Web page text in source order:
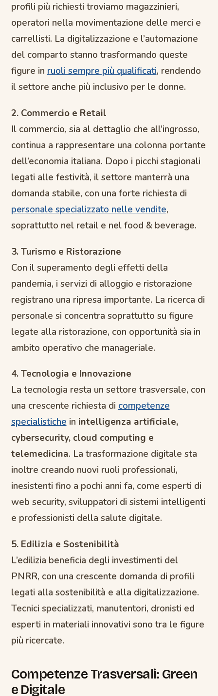
profili più richiesti troviamo magazzinieri,
operatori nella movimentazione delle merci e
carrellisti. La digitalizzazione e l’automazione
del comparto stanno trasformando queste
figure inruoli sempre più qualificati, rendendo
il settore anche più inclusivo per le donne.
2. Commercio e Retail
Il commercio, sia al dettaglio che all’ingrosso,
continua a rappresentare una colonna portante
dell’economia italiana. Dopo i picchi stagionali
legati alle festività, il settore manterrà una
domanda stabile, con una forte richiesta di
personale specializzato nelle vendite,
soprattutto nel retail e nel food & beverage.
3. Turismo e Ristorazione
Con il superamento degli effetti della
pandemia, i servizi di alloggio e ristorazione
registrano una ripresa importante. La ricerca di
personale si concentra soprattutto su figure
legate alla ristorazione, con opportunità sia in
ambito operativo che manageriale.
4. Tecnologia e Innovazione
La tecnologia resta un settore trasversale, con
una crescente richiesta dicompetenze
specialistichein intelligenza artificiale,
cybersecurity, cloud computing e
telemedicina. La trasformazione digitale sta
inoltre creando nuovi ruoli professionali,
inesistenti fino a pochi anni fa, come esperti di
web security, sviluppatori di sistemi intelligenti
e professionisti della salute digitale.
5. Edilizia e Sostenibilità
L’edilizia beneficia degli investimenti del
PNRR, con una crescente domanda di profili
legati alla sostenibilità e alla digitalizzazione.
Tecnici specializzati, manutentori, dronisti ed
esperti in materiali innovativi sono tra le figure
più ricercate.
Competenze Trasversali: Green
e Digitale